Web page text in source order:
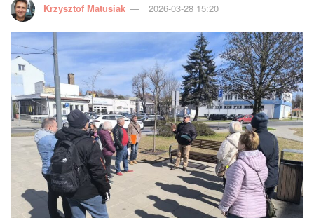
Krzysztof Matusiak 2026-03-28 15:20